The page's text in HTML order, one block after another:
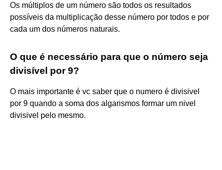
Os múltiplos de um número são todos os resultados
possíveis da multiplicação desse número por todos e por
cada um dos números naturais.
O que é necessário para que o número seja
divisível por 9?
O mais importante é vc saber que o numero é divisivel
por 9 quando a soma dos algarismos formar um nivel
divisivel pelo mesmo.